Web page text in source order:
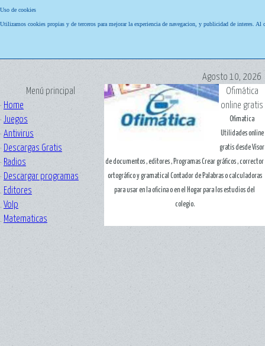
Uso de cookies
Utilizamos cookies propias y de terceros para mejorar la experiencia de navegacion, y publicidad de interes. Al
Agosto 10, 2026
Menú principal
· Home
· Juegos
· Antivirus
· Descargas Gratis
· Radios
· Descargar programas
Editores
VoIp
Matematicas
Ofimática
online gratis
Ofimatica
Utilidades online
gratis desde Visor
de documentos , editores , Programas Crear gráficos , corrector
ortográfico y gramatical Contador de Palabras o calculadoras
para usar en la oficina o en el Hogar para los estudios del
colegio.